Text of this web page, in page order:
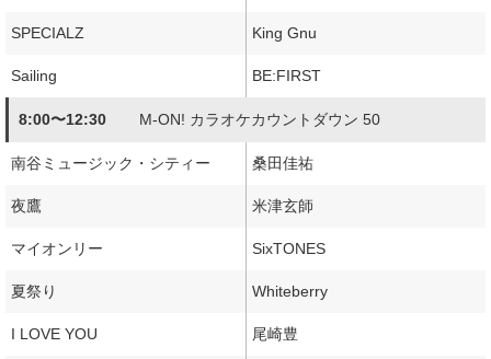
SPECIALZ King Gnu
Sailing BE:FIRST
8:00〜12:30 M-ON! カラオケカウントダウン 50
南谷ミュージック・シティー 桑田佳祐
夜鷹 米津玄師
マイオンリー SixTONES
夏祭り Whiteberry
I LOVE YOU 尾崎豊